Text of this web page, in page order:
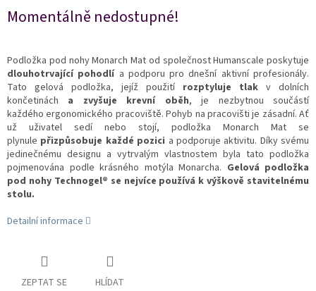
Momentálně nedostupné!
Podložka pod nohy Monarch Mat od společnost Humanscale poskytuje
dlouhotrvající pohodlía podporu pro dnešní aktivní profesionály.
Tato gelová podložka, jejíž použití rozptyluje tlak v dolních
končetinách a zvyšuje krevní oběh, je nezbytnou součástí
každého ergonomického pracoviště. Pohyb na pracovišti je zásadní. Ať
už uživatel sedí nebo stojí, podložka Monarch Mat se
plynule přizpůsobuje každé pozici a podporuje aktivitu. Díky svému
jedinečnému designu a vytrvalým vlastnostem byla tato podložka
pojmenována podle krásného motýla Monarcha. Gelová podložka
pod nohy Technogel® se nejvíce používá k výškově stavitelnému
stolu.
Detailní informace
ZEPTAT SE HLÍDAT